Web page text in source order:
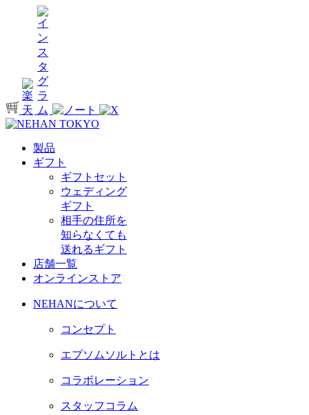
製品
ギフト
ギフトセット
ウェディング
ギフト
相手の住所を
知らなくても
送れるギフト
店舗一覧
オンラインストア
NEHANについて
コンセプト
エプソムソルトとは
コラボレーション
スタッフコラム